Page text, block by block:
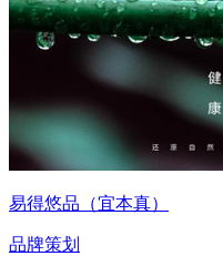
易得悠品（宜本真）
品牌策划